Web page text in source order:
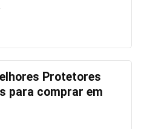
Protetores
para comprar em